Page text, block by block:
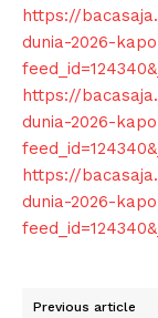
https://
dunia-2026-
https://
dunia-2026-
https://
dunia-2026-
Previous article